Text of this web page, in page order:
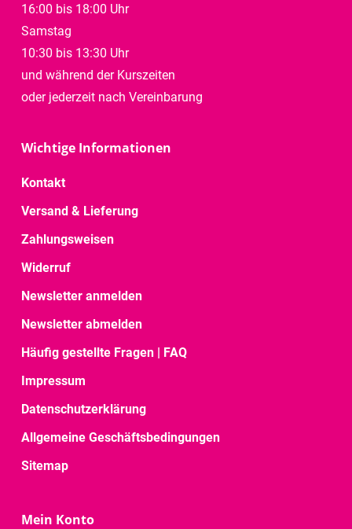
16:00 bis 18:00 Uhr
Samstag
10:30 bis 13:30 Uhr
und während der Kurszeiten
oder jederzeit nach Vereinbarung
Wichtige Informationen
Kontakt
Versand & Lieferung
Zahlungsweisen
Widerruf
Newsletter anmelden
Newsletter abmelden
Häufig gestellte Fragen | FAQ
Impressum
Datenschutzerklärung
Allgemeine Geschäftsbedingungen
Sitemap
Mein Konto